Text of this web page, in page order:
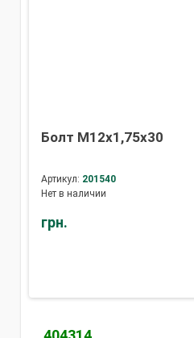
Болт М12х1,75х30
Артикул: 201540
Нет в наличии
грн.